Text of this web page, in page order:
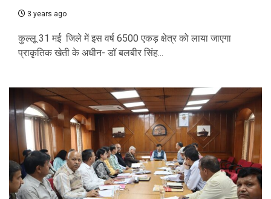
3 years ago
कुल्लू 31 मई जिले में इस वर्ष 6500 एकड़ क्षेत्र को लाया जाएगा
प्राकृतिक खेती के अधीन- डॉ बलबीर सिंह...